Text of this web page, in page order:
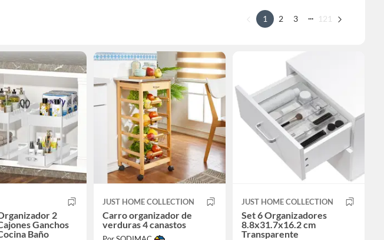
1 2 3 ... 121
2
Ganchos
Baño
JUST HOME COLLECTION
Carro organizador de
verduras 4 canastos
JUST HOME COLLECTION
Set 6 Organizadores
8.8x31.7x16.2 cm
Transparente